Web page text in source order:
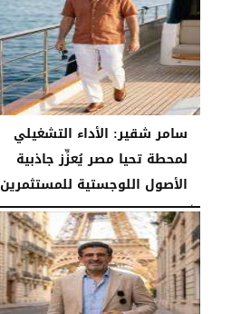
سامر شقير: الأداء التشغيلي
لمحطة تحيا مصر يُعزِّز جاذبية
الأصول اللوجستية للمستثمرين
الأحد، 26 يوليو 2026 07:27 مـ